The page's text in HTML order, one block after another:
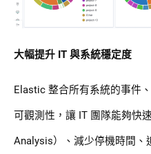
大幅提升 IT 與系統穩定度
Elastic 整合所有系統的事件
可觀測性，讓 IT 團隊能夠快
Analysis）、減少停機時間、